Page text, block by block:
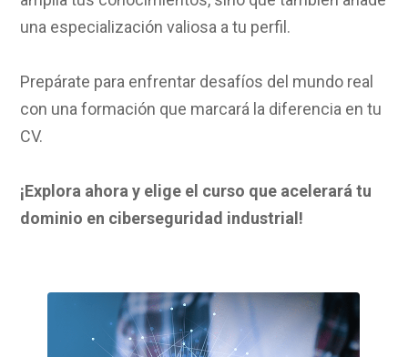
una especialización valiosa a tu perfil.
Prepárate para enfrentar desafíos del mundo real
con una formación que marcará la diferencia en tu
CV.
¡Explora ahora y elige el curso que acelerará tu
dominio en ciberseguridad industrial!